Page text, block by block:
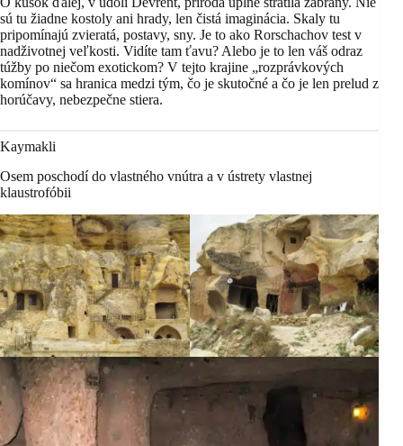
sú tu žiadne kostoly ani hrady, len čistá imaginácia. Skaly tu
pripomínajú zvieratá, postavy, sny. Je to ako Rorschachov test v
nadživotnej veľkosti. Vidíte tam ťavu? Alebo je to len váš odraz
túžby po niečom exotickom? V tejto krajine „rozprávkových
komínov“ sa hranica medzi tým, čo je skutočné a čo je len prelud z
horúčavy, nebezpečne stiera.
Kaymakli
Osem poschodí do vlastného vnútra a v ústrety vlastnej
klaustrofóbii